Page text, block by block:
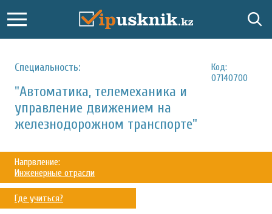
Специальность:
Код:
07140700
"Автоматика, телемеханика и
управление движением на
железнодорожном транспорте"
Напрвление:
Инженерные отрасли
Где учиться?